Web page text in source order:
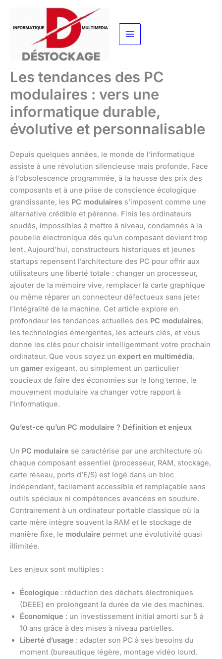
contenu
Les tendances des PC
modulaires : vers une
informatique durable,
évolutive et personnalisable
Depuis quelques années, le monde de l’informatique
assiste à une révolution silencieuse mais profonde. Face
à l’obsolescence programmée, à la hausse des prix des
composants et à une prise de conscience écologique
grandissante, les PC modulaires s’imposent comme une
alternative crédible et pérenne. Finis les ordinateurs
soudés, impossibles à mettre à niveau, condamnés à la
poubelle électronique dès qu’un composant devient trop
lent. Aujourd’hui, constructeurs historiques et jeunes
startups repensent l’architecture des PC pour offrir aux
utilisateurs une liberté totale : changer un processeur,
ajouter de la mémoire vive, remplacer la carte graphique
ou même réparer un connecteur défectueux sans jeter
l’intégralité de la machine. Cet article explore en
profondeur les tendances actuelles des PC modulaires,
les technologies émergentes, les acteurs clés, et vous
donne les clés pour choisir intelligemment votre prochain
ordinateur. Que vous soyez un expert en multimédia,
un gamer exigeant, ou simplement un particulier
soucieux de faire des économies sur le long terme, le
mouvement modulaire va changer votre rapport à
l’informatique.
Qu’est-ce qu’un PC modulaire ? Définition et enjeux
Un PC modulaire se caractérise par une architecture où
chaque composant essentiel (processeur, RAM, stockage,
carte réseau, ports d’E/S) est logé dans un bloc
indépendant, facilement accessible et remplaçable sans
outils spéciaux ni compétences avancées en soudure.
Contrairement à un ordinateur portable classique où la
carte mère intègre souvent la RAM et le stockage de
manière fixe, le modulaire permet une évolutivité quasi
illimitée.
Les enjeux sont multiples :
Écologique : réduction des déchets électroniques
(DEEE) en prolongeant la durée de vie des machines.
Économique : un investissement initial amorti sur 5 à
10 ans grâce à des mises à niveau partielles.
Liberté d’usage : adapter son PC à ses besoins du
moment (bureautique légère, montage vidéo lourd,